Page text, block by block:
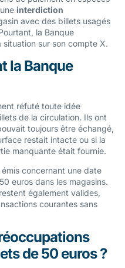
interdiction
avec des billets usagés
la Banque
situation sur son compte X.
la Banque
réfuté toute idée
de la circulation. Ils ont
toujours être échangé,
restait intacte ou si la
manquante était fournie.
concernant une date
euros dans les magasins.
restent également valides,
courantes sans
de 50 euros ?